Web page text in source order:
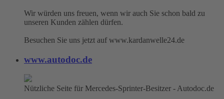
Wir würden uns freuen, wenn wir auch Sie schon bald zu
unseren Kunden zählen dürfen.
Besuchen Sie uns jetzt auf www.kardanwelle24.de
www.autodoc.de
Nützliche Seite für Mercedes-Sprinter-Besitzer - Autodoc.de